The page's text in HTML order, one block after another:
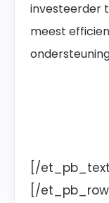
investeerder
meest
[/
[/